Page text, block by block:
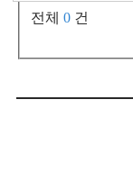
전체 0 건